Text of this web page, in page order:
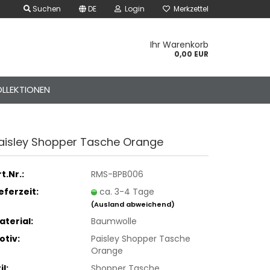
Suchen DE Login Merkzettel
Ihr Warenkorb
0,00 EUR
Gürtel – Canvas &
Style
Handschuhe – Rock
Style
Shop­per Ta­sche Oran­ge
RMS-BPB006
ca. 3-4 Tage
(Ausland abweichend)
Baumwolle
Paisley Shopper Tasche
Orange